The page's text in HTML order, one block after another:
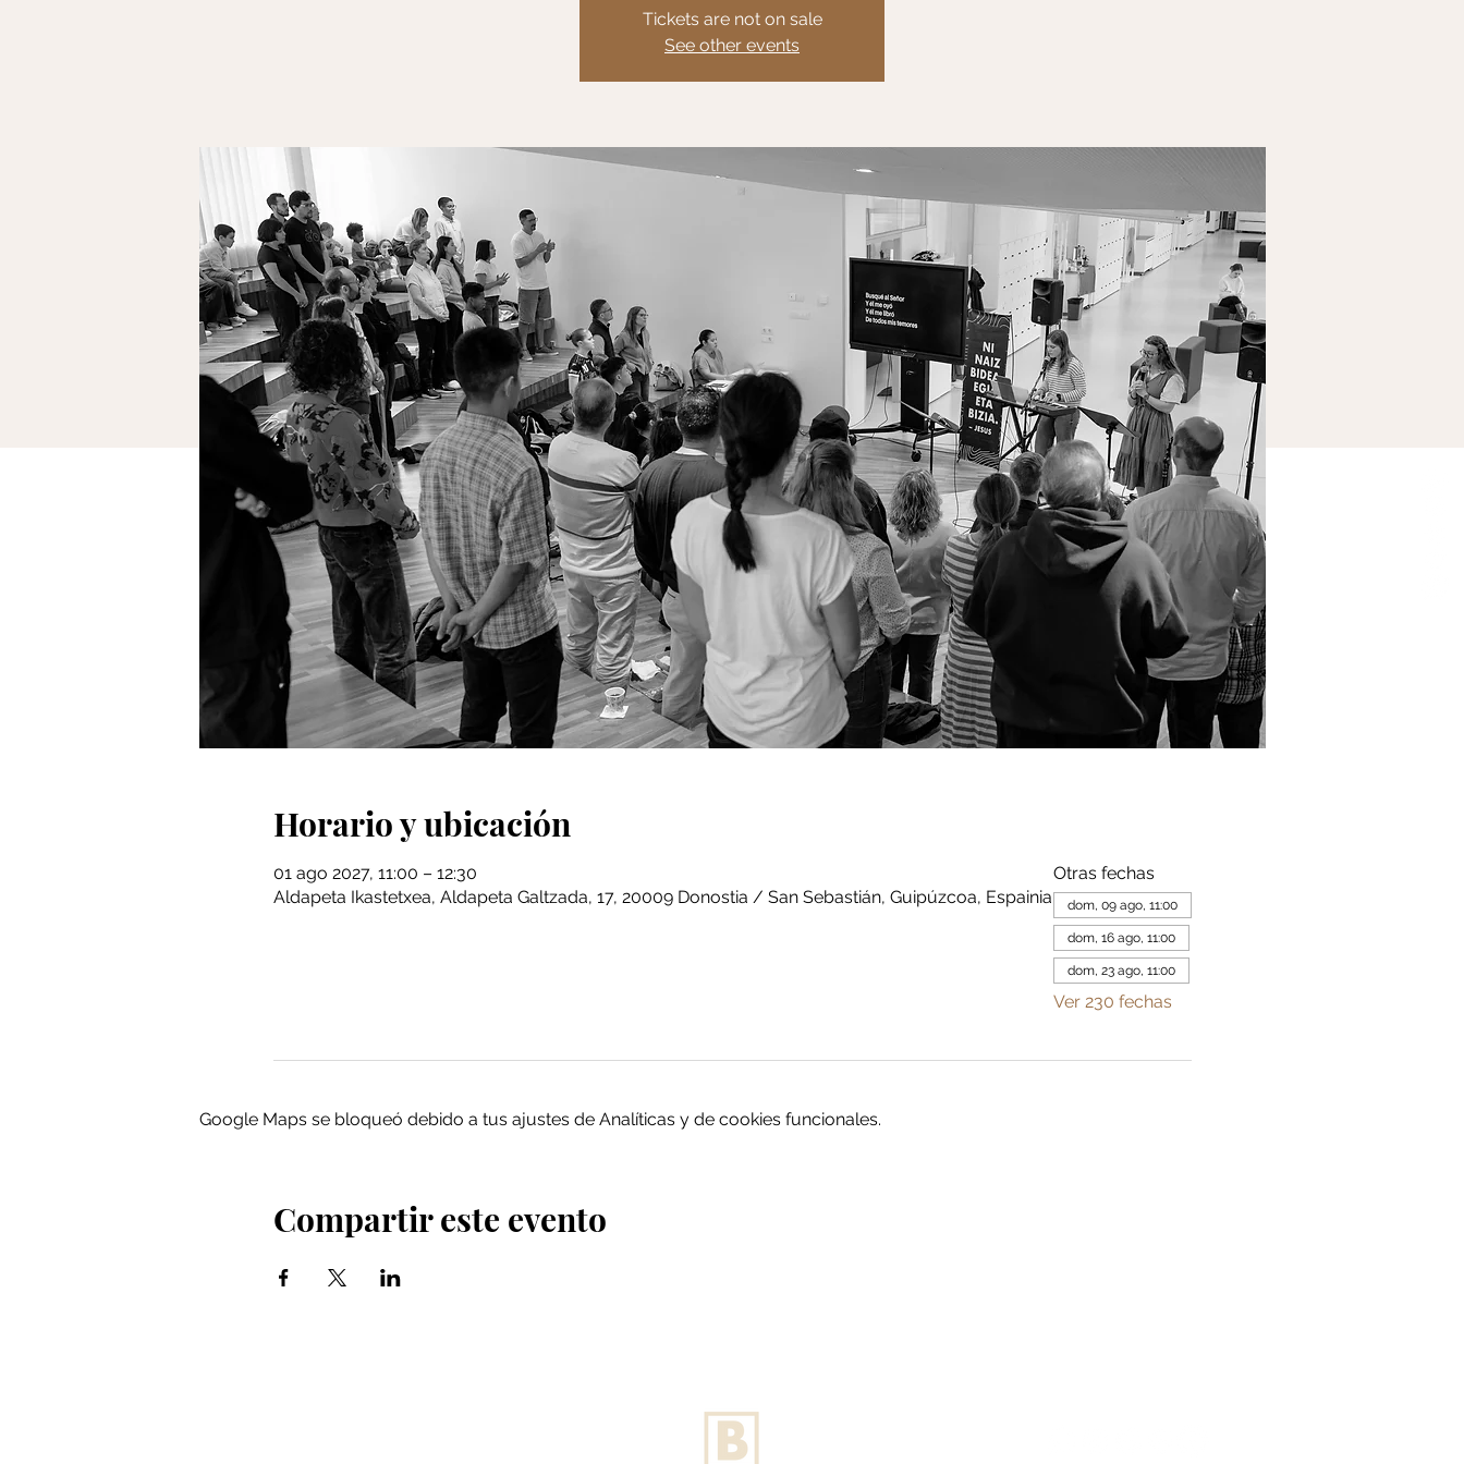
Tickets are not on sale
See other events
Horario y ubicación
01 ago 2027, 11:00 – 12:30
Aldapeta Ikastetxea, Aldapeta Galtzada, 17, 20009 Donostia / San Sebastián, Guipúzcoa, Espainia
Otras fechas
dom, 09 ago, 11:00
dom, 16 ago, 11:00
dom, 23 ago, 11:00
Ver 230 fechas
Google Maps se bloqueó debido a tus ajustes de Analíticas y de cookies funcionales.
Compartir este evento